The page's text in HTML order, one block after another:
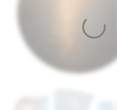
TZE018x2
cantidad